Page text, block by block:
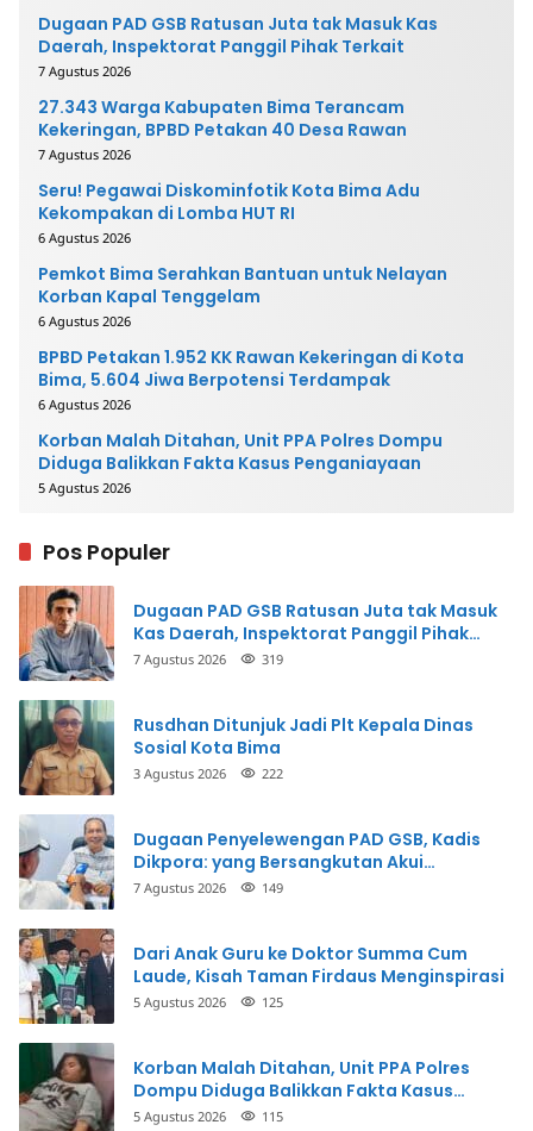
Dugaan PAD GSB Ratusan Juta tak Masuk Kas
Daerah, Inspektorat Panggil Pihak Terkait
7 Agustus 2026
27.343 Warga Kabupaten Bima Terancam
Kekeringan, BPBD Petakan 40 Desa Rawan
7 Agustus 2026
Seru! Pegawai Diskominfotik Kota Bima Adu
Kekompakan di Lomba HUT RI
6 Agustus 2026
Pemkot Bima Serahkan Bantuan untuk Nelayan
Korban Kapal Tenggelam
6 Agustus 2026
BPBD Petakan 1.952 KK Rawan Kekeringan di Kota
Bima, 5.604 Jiwa Berpotensi Terdampak
6 Agustus 2026
Korban Malah Ditahan, Unit PPA Polres Dompu
Diduga Balikkan Fakta Kasus Penganiayaan
5 Agustus 2026
Pos Populer
Dugaan PAD GSB Ratusan Juta tak Masuk
Kas Daerah, Inspektorat Panggil Pihak
Terkait
7 Agustus 2026 319
Rusdhan Ditunjuk Jadi Plt Kepala Dinas
Sosial Kota Bima
3 Agustus 2026 222
Dugaan Penyelewengan PAD GSB, Kadis
Dikpora: yang Bersangkutan Akui
Perbuatannya dan Siap Mengembalikan
7 Agustus 2026 149
Dari Anak Guru ke Doktor Summa Cum
Laude, Kisah Taman Firdaus Menginspirasi
5 Agustus 2026 125
Korban Malah Ditahan, Unit PPA Polres
Dompu Diduga Balikkan Fakta Kasus
Penganiayaan
5 Agustus 2026 115